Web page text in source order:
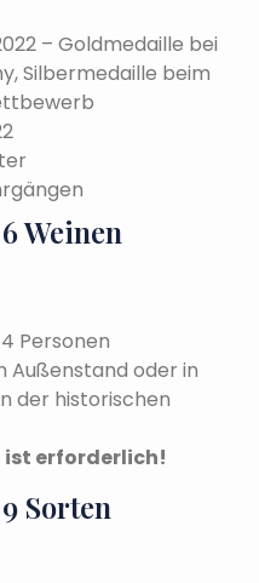
– Goldmedaille bei
Silbermedaille beim
Weinen
Personen
Außenstand oder in
der historischen
ist erforderlich!
Sorten